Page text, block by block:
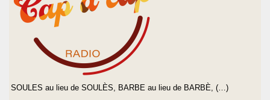
SOULES au lieu de SOULÈS, BARBE au lieu de BARBÈ, (…)